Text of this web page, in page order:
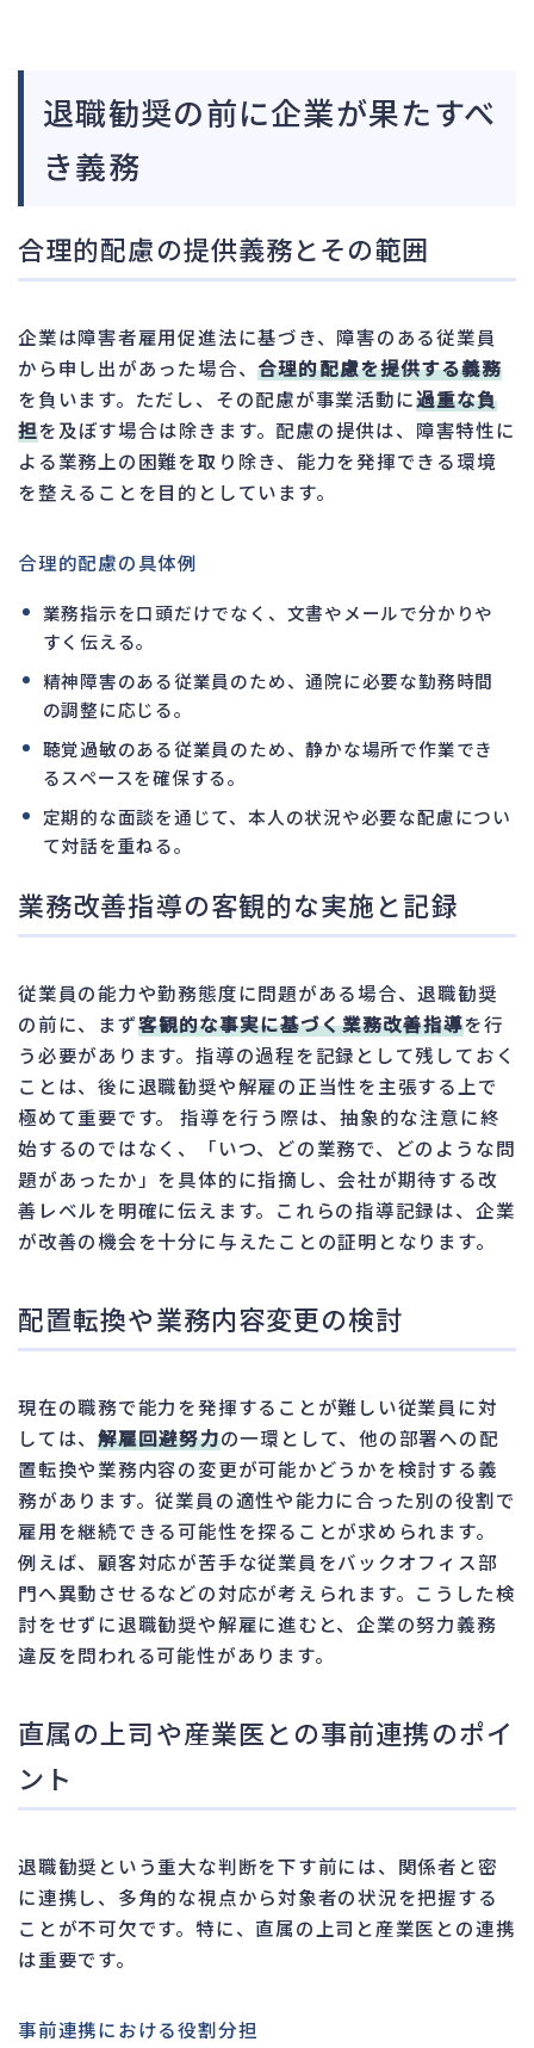
退職勧奨の前に企業が果たすべ
き義務
合理的配慮の提供義務とその範囲
企業は障害者雇用促進法に基づき、障害のある従業員
から申し出があった場合、合理的配慮を提供する義務
を負います。ただし、その配慮が事業活動に過重な負
担を及ぼす場合は除きます。配慮の提供は、障害特性に
よる業務上の困難を取り除き、能力を発揮できる環境
を整えることを目的としています。
合理的配慮の具体例
業務指示を口頭だけでなく、文書やメールで分かりや
すく伝える。
精神障害のある従業員のため、通院に必要な勤務時間
の調整に応じる。
聴覚過敏のある従業員のため、静かな場所で作業でき
るスペースを確保する。
定期的な面談を通じて、本人の状況や必要な配慮につい
て対話を重ねる。
業務改善指導の客観的な実施と記録
従業員の能力や勤務態度に問題がある場合、退職勧奨
の前に、まず客観的な事実に基づく業務改善指導を行
う必要があります。指導の過程を記録として残しておく
ことは、後に退職勧奨や解雇の正当性を主張する上で
極めて重要です。 指導を行う際は、抽象的な注意に終
始するのではなく、「いつ、どの業務で、どのような問
題があったか」を具体的に指摘し、会社が期待する改
善レベルを明確に伝えます。これらの指導記録は、企業
が改善の機会を十分に与えたことの証明となります。
配置転換や業務内容変更の検討
現在の職務で能力を発揮することが難しい従業員に対
しては、解雇回避努力の一環として、他の部署への配
置転換や業務内容の変更が可能かどうかを検討する義
務があります。従業員の適性や能力に合った別の役割で
雇用を継続できる可能性を探ることが求められます。
例えば、顧客対応が苦手な従業員をバックオフィス部
門へ異動させるなどの対応が考えられます。こうした検
討をせずに退職勧奨や解雇に進むと、企業の努力義務
違反を問われる可能性があります。
直属の上司や産業医との事前連携のポイ
ント
退職勧奨という重大な判断を下す前には、関係者と密
に連携し、多角的な視点から対象者の状況を把握する
ことが不可欠です。特に、直属の上司と産業医との連携
は重要です。
事前連携における役割分担